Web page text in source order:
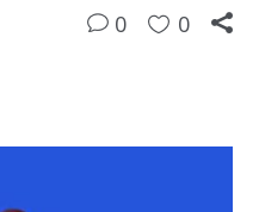
0 0